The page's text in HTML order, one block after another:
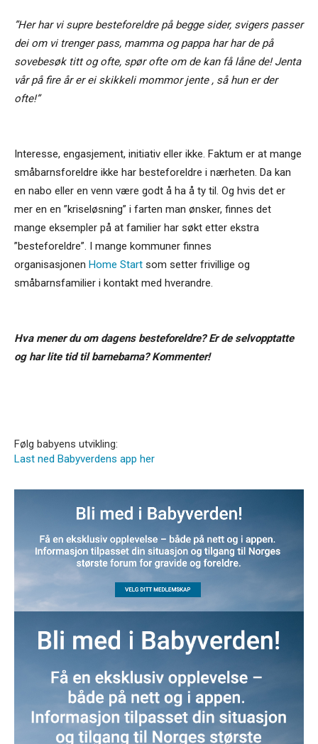
”Her har vi supre besteforeldre på begge sider, svigers passer
dei om vi trenger pass, mamma og pappa har har de på
sovebesøk titt og ofte, spør ofte om de kan få låne de! Jenta
vår på fire år er ei skikkeli mommor jente , så hun er der
ofte!”
Interesse, engasjement, initiativ eller ikke. Faktum er at mange
småbarnsforeldre ikke har besteforeldre i nærheten. Da kan
en nabo eller en venn være godt å ha å ty til. Og hvis det er
mer en en ”kriseløsning” i farten man ønsker, finnes det
mange eksempler på at familier har søkt etter ekstra
”besteforeldre”. I mange kommuner finnes
organisasjonen Home Start som setter frivillige og
småbarnsfamilier i kontakt med hverandre.
Hva mener du om dagens besteforeldre? Er de selvopptatte
og har lite tid til barnebarna? Kommenter!
Følg babyens utvikling:
Last ned Babyverdens app her